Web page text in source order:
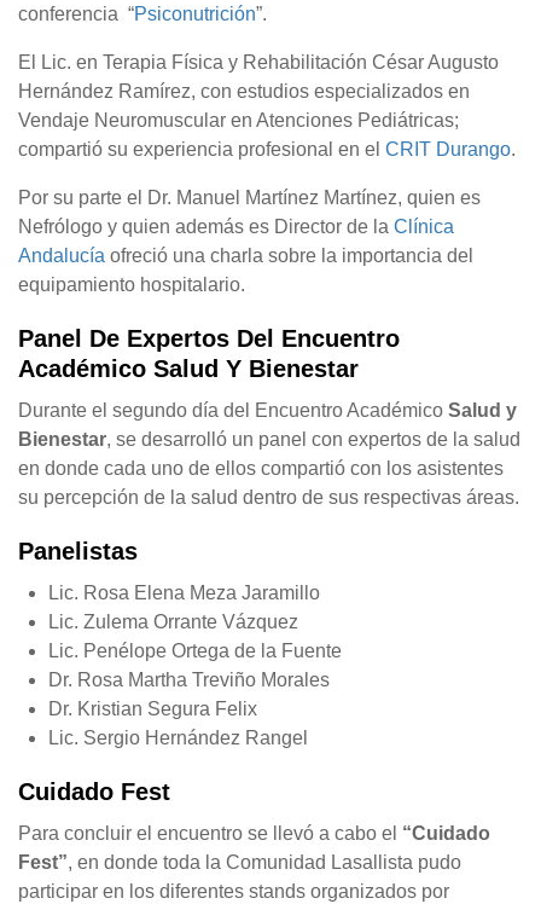
conferencia “Psiconutrición”.
El Lic. en Terapia Física y Rehabilitación César Augusto
Hernández Ramírez, con estudios especializados en
Vendaje Neuromuscular en Atenciones Pediátricas;
compartió su experiencia profesional en el CRIT Durango.
Por su parte el Dr. Manuel Martínez Martínez, quien es
Nefrólogo y quien además es Director de la Clínica
Andalucía ofreció una charla sobre la importancia del
equipamiento hospitalario.
Panel De Expertos Del Encuentro
Académico Salud Y Bienestar
Durante el segundo día del Encuentro Académico Salud y
Bienestar, se desarrolló un panel con expertos de la salud
en donde cada uno de ellos compartió con los asistentes
su percepción de la salud dentro de sus respectivas áreas.
Panelistas
Lic. Rosa Elena Meza Jaramillo
Lic. Zulema Orrante Vázquez
Lic. Penélope Ortega de la Fuente
Dr. Rosa Martha Treviño Morales
Dr. Kristian Segura Felix
Lic. Sergio Hernández Rangel
Cuidado Fest
Para concluir el encuentro se llevó a cabo el “Cuidado
Fest”, en donde toda la Comunidad Lasallista pudo
participar en los diferentes stands organizados por